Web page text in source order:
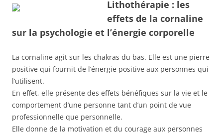
Lithothérapie : les
effets de la cornaline
sur la psychologie et l’énergie corporelle
La cornaline agit sur les chakras du bas. Elle est une pierre
positive qui fournit de l’énergie positive aux personnes qui
l’utilisent.
En effet, elle présente des effets bénéfiques sur la vie et le
comportement d’une personne tant d’un point de vue
professionnelle que personnelle.
Elle donne de la motivation et du courage aux personnes